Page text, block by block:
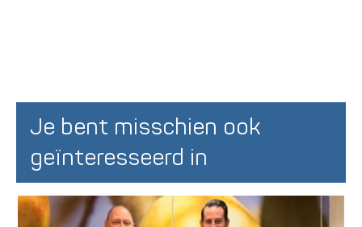
Je bent misschien ook
geïnteresseerd in